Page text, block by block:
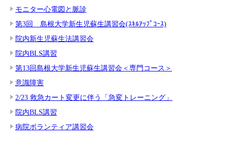
モニター心電図と脈診
第3回 島根大学新生児蘇生講習会(ｽｷﾙｱｯﾌﾟｺｰｽ)
院内新生児蘇生法講習会
院内BLS講習
第13回島根大学新生児蘇生講習会＜専門コース＞
意識障害
2/23 救急カート変更に伴う「急変トレーニング」
院内BLS講習
病院ボランティア講習会